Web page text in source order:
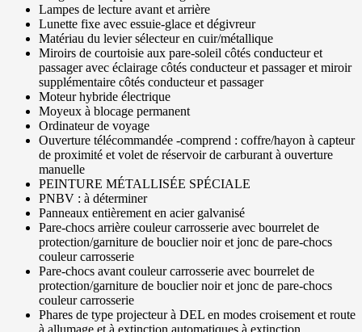
Lampes de lecture avant et arrière
Lunette fixe avec essuie-glace et dégivreur
Matériau du levier sélecteur en cuir/métallique
Miroirs de courtoisie aux pare-soleil côtés conducteur et
passager avec éclairage côtés conducteur et passager et miroir
supplémentaire côtés conducteur et passager
Moteur hybride électrique
Moyeux à blocage permanent
Ordinateur de voyage
Ouverture télécommandée -comprend : coffre/hayon à capteur
de proximité et volet de réservoir de carburant à ouverture
manuelle
PEINTURE MÉTALLISÉE SPÉCIALE
PNBV : à déterminer
Panneaux entièrement en acier galvanisé
Pare-chocs arrière couleur carrosserie avec bourrelet de
protection/garniture de bouclier noir et jonc de pare-chocs
couleur carrosserie
Pare-chocs avant couleur carrosserie avec bourrelet de
protection/garniture de bouclier noir et jonc de pare-chocs
couleur carrosserie
Phares de type projecteur à DEL en modes croisement et route